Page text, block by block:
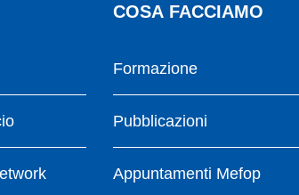
COSA FACCIAMO
Formazione
Pubblicazioni
Appuntamenti Mefop